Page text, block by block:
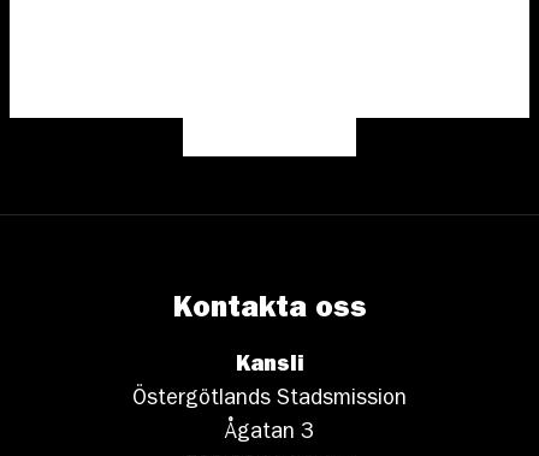
Kontakta oss
Kansli
Östergötlands Stadsmission
Ågatan 3